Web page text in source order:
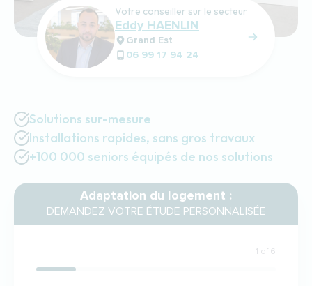
Votre conseiller sur le secteur
Eddy HAENLIN
Grand Est
06 99 17 94 24
Solutions sur-mesure
Installations rapides, sans gros travaux
+100 000 seniors équipés de nos solutions
Adaptation du logement :
DEMANDEZ VOTRE ÉTUDE PERSONNALISÉE
1 of 6